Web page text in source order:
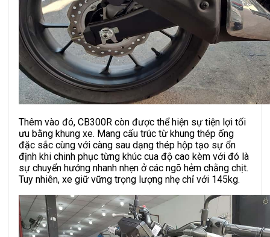
Thêm vào đó, CB300R còn được thể hiện sự tiện lợi tối
ưu bằng khung xe. Mang cấu trúc từ khung thép ống
đặc sắc cùng với càng sau dạng thép hộp tạo sự ổn
định khi chinh phục từng khúc cua độ cao kèm với đó là
sự chuyển hướng nhanh nhẹn ở các ngõ hẻm chằng chịt.
Tuy nhiên, xe giữ vững trọng lượng nhẹ chỉ với 145kg.